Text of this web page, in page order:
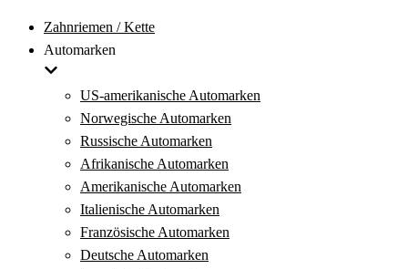
Zahnriemen / Kette
Automarken
US-amerikanische Automarken
Norwegische Automarken
Russische Automarken
Afrikanische Automarken
Amerikanische Automarken
Italienische Automarken
Französische Automarken
Deutsche Automarken